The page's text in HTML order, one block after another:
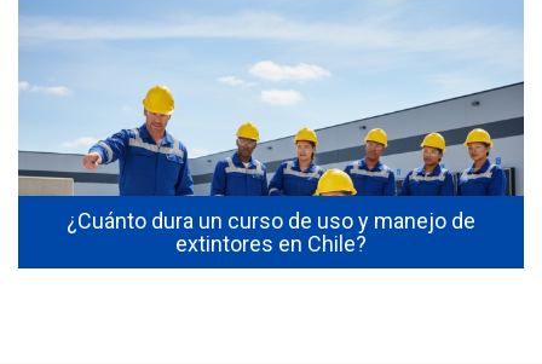
¿Cuánto dura un curso de uso y manejo de
extintores en Chile?